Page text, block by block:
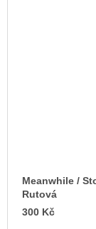
Meanwhile /
Rutová
300 Kč